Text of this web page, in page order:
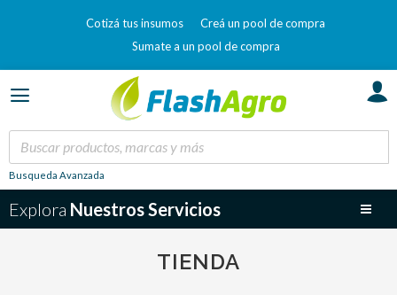
Cotizá tus insumos
Creá un pool de compra
Sumate a un pool de compra
Busqueda Avanzada
Explora Nuestros Servicios
TIENDA